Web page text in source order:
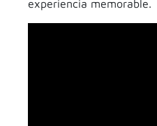
experiencia memorable.